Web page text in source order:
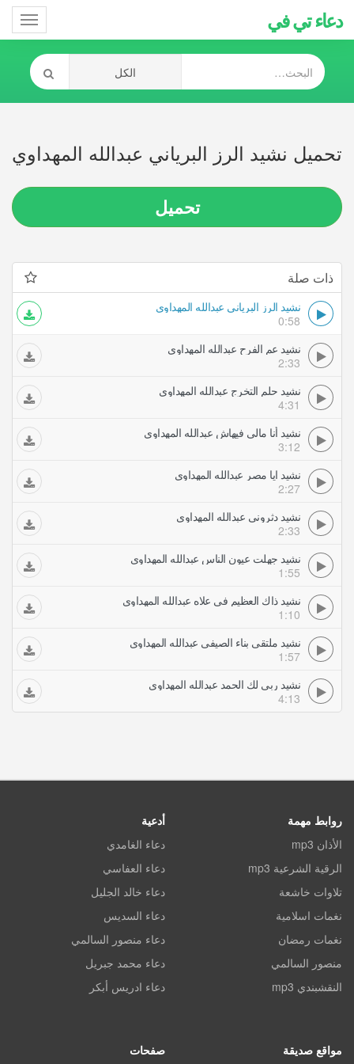
دعاء تي في
تحميل نشيد الرز البرياني عبدالله المهداوي
تحميل
ذات صلة
نشيد الرز البرياني عبدالله المهداوي
0:58
نشيد عم الفرح عبدالله المهداوي
2:33
نشيد حلم التخرج عبدالله المهداوي
4:31
نشيد أنا مالي فيهاش عبدالله المهداوي
3:12
نشيد ايا مصر عبدالله المهداوي
2:27
نشيد دثروني عبدالله المهداوي
2:33
نشيد جهلت عيون الناس عبدالله المهداوي
1:55
نشيد ذاك العظيم في علاه عبدالله المهداوي
1:10
نشيد ملتقى بناء الصيفي عبدالله المهداوي
1:57
نشيد ربي لك الحمد عبدالله المهداوي
4:13
روابط مهمة
الأذان mp3
الرقية الشرعية mp3
تلاوات خاشعة
نغمات اسلامية
نغمات رمضان
منصور السالمي
النقشبندي mp3
أدعية
دعاء الغامدي
دعاء العفاسي
دعاء خالد الجليل
دعاء السديس
دعاء منصور السالمي
دعاء محمد جبريل
دعاء ادريس أبكر
مواقع صديقة صفحات